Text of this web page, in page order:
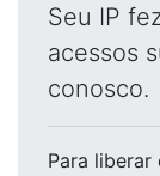
Seu IP
acessos
conosco.
Para liberar